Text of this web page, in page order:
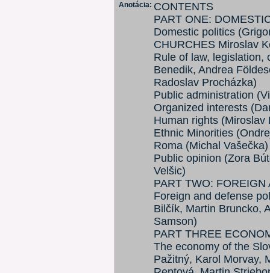
Anotácia: CONTENTS
PART ONE:
Domestic politics
CHURCHES Miroslav
Rule of law, legislation,
Benedik, Andrea
Radoslav Procházka)
Public administration
Organized interests
Human rights (Miroslav
Ethnic Minorities
Roma (Michal Vašečka)
Public opinion (Zora
Velšic)
PART TWO:
Foreign and defense
Bilčík, Martin Bruncko,
Samson)
PART THREE
The economy of the
Pažitný, Karol Morvay,